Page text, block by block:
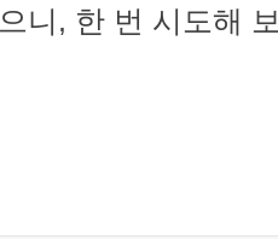
니, 한 번 시도해